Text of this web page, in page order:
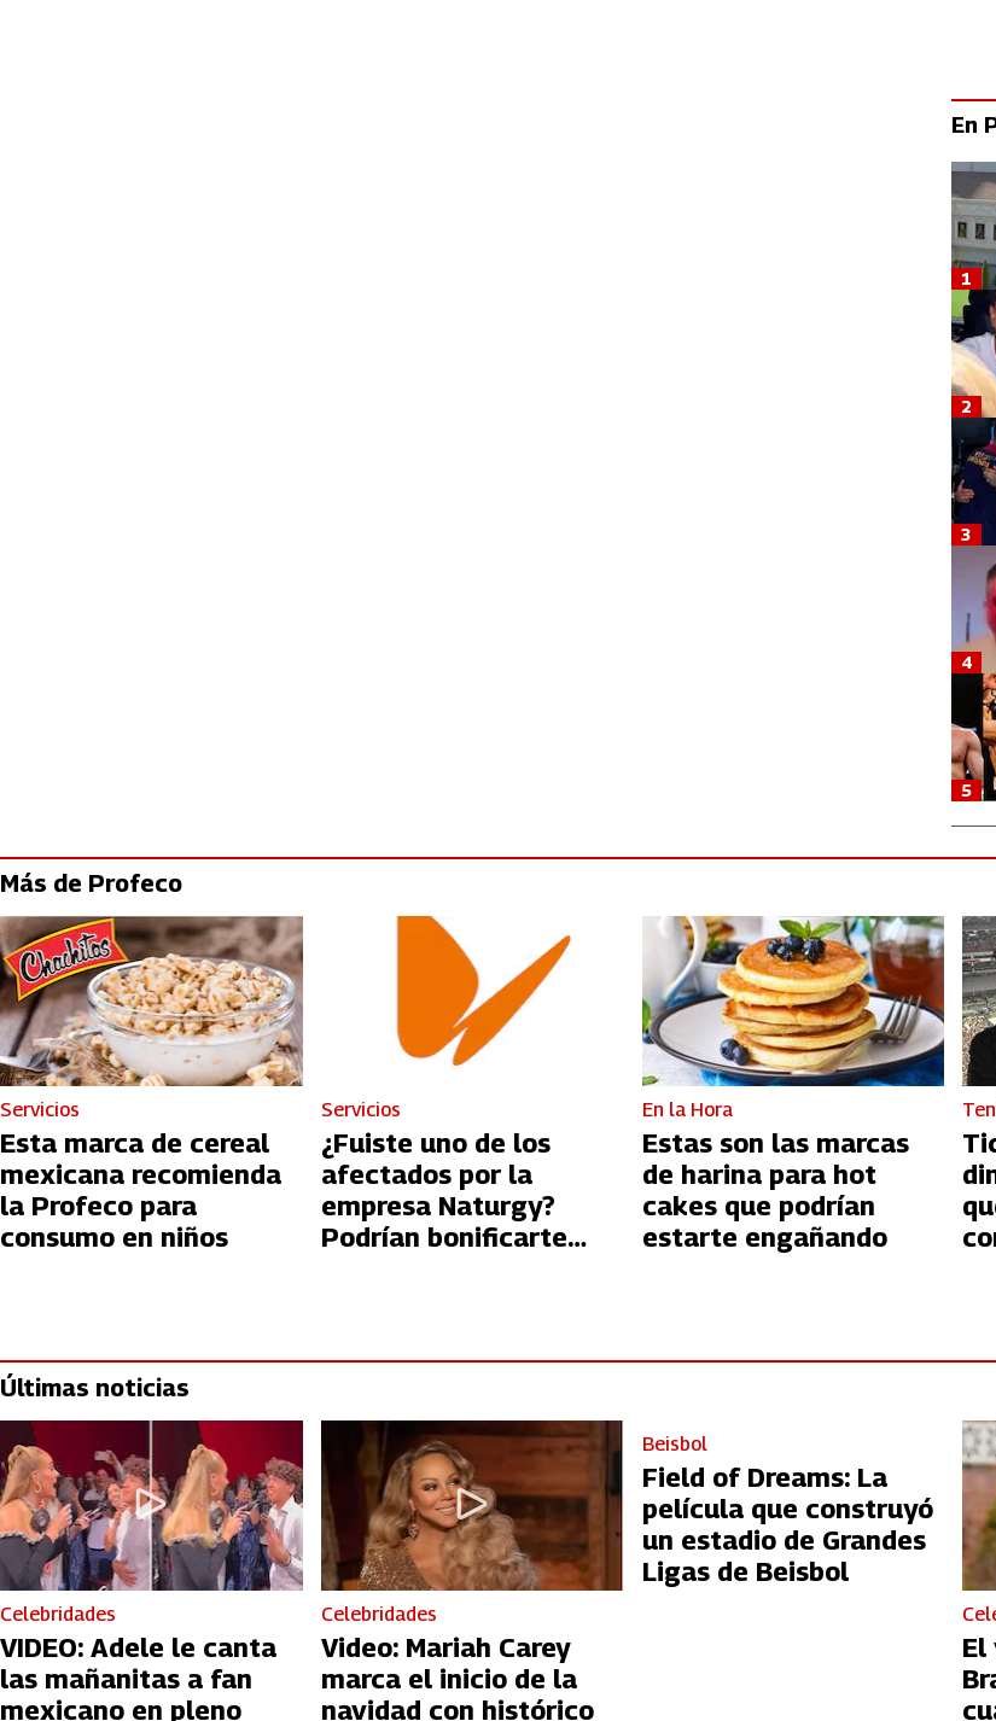
En
1
2
3
4
5
Más de Profeco
Servicios
Esta marca de cereal
mexicana recomienda
la Profeco para
consumo en niños
Servicios
¿Fuiste uno de los
afectados por la
empresa Naturgy?
Podrían bonificarte
En la Hora
Estas son las marcas
de harina para hot
cakes que podrían
estarte engañando
Últimas noticias
Celebridades
VIDEO: Adele le canta
las mañanitas a fan
mexicano en pleno
Celebridades
Video: Mariah Carey
marca el inicio de la
navidad con histórico
Beisbol
Field of Dreams: La
película que construyó
un estadio de Grandes
Ligas de Beisbol
El